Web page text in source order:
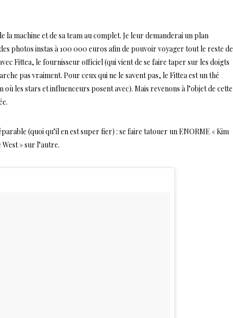
la machine et de sa team au complet. Je leur demanderai un plan
photos instas à 100 000 euros afin de pouvoir voyager tout le reste de
Fittea, le fournisseur officiel (qui vient de se faire taper sur les doigts
pas vraiment. Pour ceux qui ne le savent pas, le Fittea est un thé
les stars et influenceurs posent avec). Mais revenons à l’objet de cette
(quoi qu’il en est super fier) : se faire tatouer un ENORME « Kim
» sur l’autre.